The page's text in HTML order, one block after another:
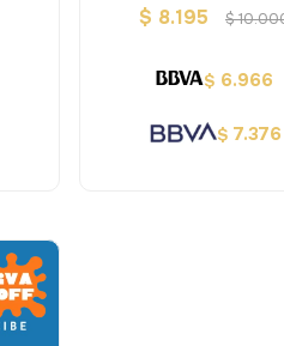
$ 8.195 $
$ 6.966
$ 7.376